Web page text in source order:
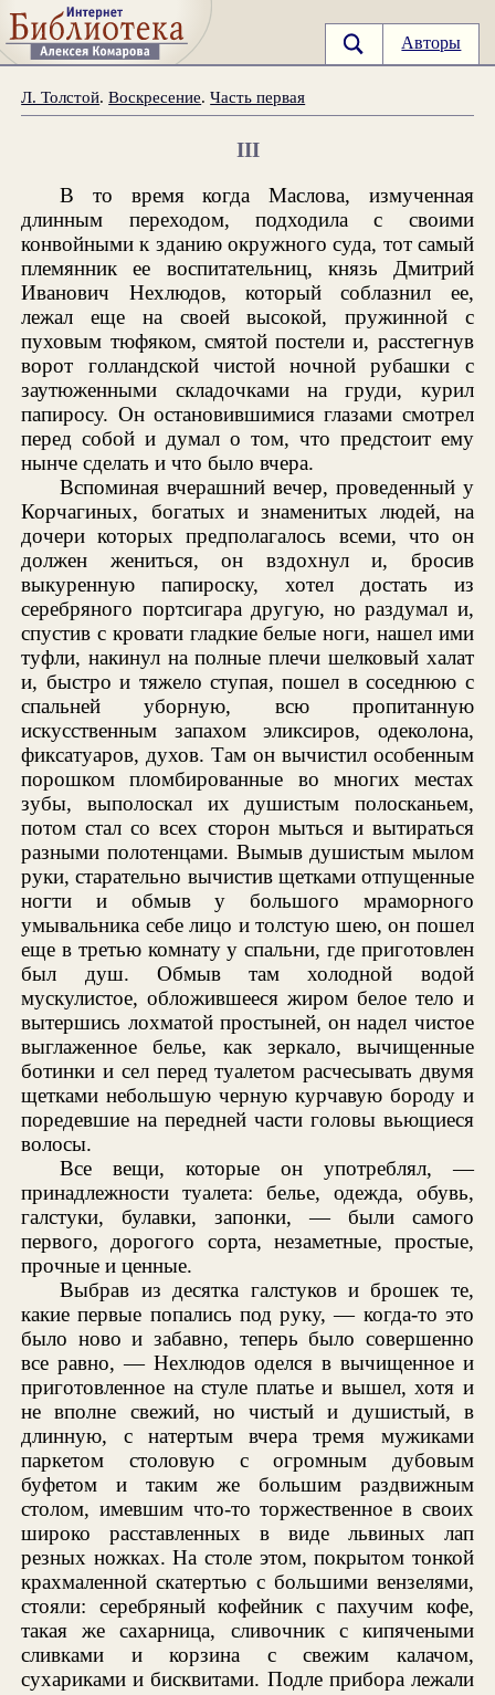
Авторы
Л. Толстой.Воскресение.Часть первая
III
В то время когда Маслова, измученная
длинным переходом, подходила с своими
конвойными к зданию окружного суда, тот самый
племянник ее воспитательниц, князь Дмитрий
Иванович Нехлюдов, который соблазнил ее,
лежал еще на своей высокой, пружинной с
пуховым тюфяком, смятой постели и, расстегнув
ворот голландской чистой ночной рубашки с
заутюженными складочками на груди, курил
папиросу. Он остановившимися глазами смотрел
перед собой и думал о том, что предстоит ему
нынче сделать и что было вчера.
Вспоминая вчерашний вечер, проведенный у
Корчагиных, богатых и знаменитых людей, на
дочери которых предполагалось всеми, что он
должен жениться, он вздохнул и, бросив
выкуренную папироску, хотел достать из
серебряного портсигара другую, но раздумал и,
спустив с кровати гладкие белые ноги, нашел ими
туфли, накинул на полные плечи шелковый халат
и, быстро и тяжело ступая, пошел в соседнюю с
спальней уборную, всю пропитанную
искусственным запахом эликсиров, одеколона,
фиксатуаров, духов. Там он вычистил особенным
порошком пломбированные во многих местах
зубы, выполоскал их душистым полосканьем,
потом стал со всех сторон мыться и вытираться
разными полотенцами. Вымыв душистым мылом
руки, старательно вычистив щетками отпущенные
ногти и обмыв у большого мраморного
умывальника себе лицо и толстую шею, он пошел
еще в третью комнату у спальни, где приготовлен
был душ. Обмыв там холодной водой
мускулистое, обложившееся жиром белое тело и
вытершись лохматой простыней, он надел чистое
выглаженное белье, как зеркало, вычищенные
ботинки и сел перед туалетом расчесывать двумя
щетками небольшую черную курчавую бороду и
поредевшие на передней части головы вьющиеся
волосы.
Все вещи, которые он употреблял, —
принадлежности туалета: белье, одежда, обувь,
галстуки, булавки, запонки, — были самого
первого, дорогого сорта, незаметные, простые,
прочные и ценные.
Выбрав из десятка галстуков и брошек те,
какие первые попались под руку, — когда-то это
было ново и забавно, теперь было совершенно
все равно, — Нехлюдов оделся в вычищенное и
приготовленное на стуле платье и вышел, хотя и
не вполне свежий, но чистый и душистый, в
длинную, с натертым вчера тремя мужиками
паркетом столовую с огромным дубовым
буфетом и таким же большим раздвижным
столом, имевшим что-то торжественное в своих
широко расставленных в виде львиных лап
резных ножках. На столе этом, покрытом тонкой
крахмаленной скатертью с большими вензелями,
стояли: серебряный кофейник с пахучим кофе,
такая же сахарница, сливочник с кипячеными
сливками и корзина с свежим калачом,
сухариками и бисквитами. Подле прибора лежали